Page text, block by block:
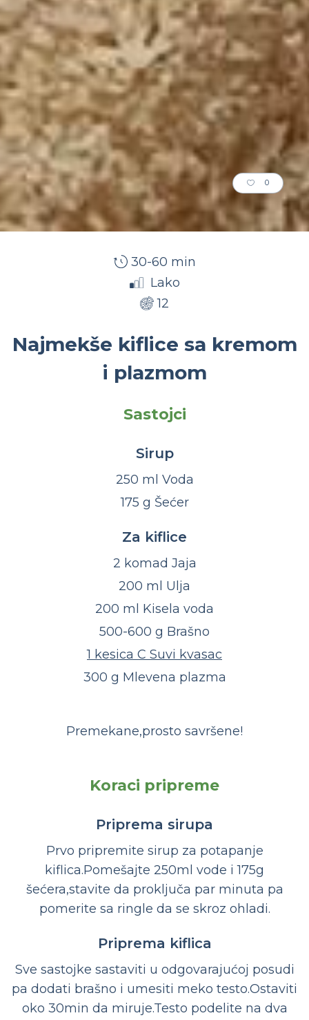
0
30-60 min
Lako
12
Najmekše kiflice sa kremom
i plazmom
Sastojci
Sirup
250 ml Voda
175 g Šećer
Za kiflice
2 komad Jaja
200 ml Ulja
200 ml Kisela voda
500-600 g Brašno
1 kesica C Suvi kvasac
300 g Mlevena plazma
Premekane,prosto savršene!
Koraci pripreme
Priprema sirupa
Prvo pripremite sirup za potapanje
kiflica.Pomešajte 250ml vode i 175g
šećera,stavite da proključa par minuta pa
pomerite sa ringle da se skroz ohladi.
Priprema kiflica
Sve sastojke sastaviti u odgovarajućoj posudi
pa dodati brašno i umesiti meko testo.Ostaviti
oko 30min da miruje.Testo podelite na dva